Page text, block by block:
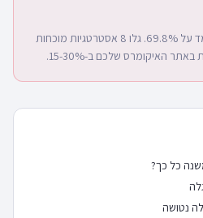
שיעור נטישת עגלות ממוצע עומד על 69.8%. גלו 8 אסטרטגיות מוכחות
האיקומרס שלכם ב-15-30%.
כל כך?